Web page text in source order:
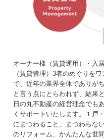
オーナー様（賃貸運用）・入
（賃貸管理）3者のめぐりを
で、近年の業界全体でありが
と言う点にとらわれず、結果
日の丸不動産の経営理念でも
くサポートいたします。１戸
にまつわること、まつわらな
のリフォーム、かんたんな世